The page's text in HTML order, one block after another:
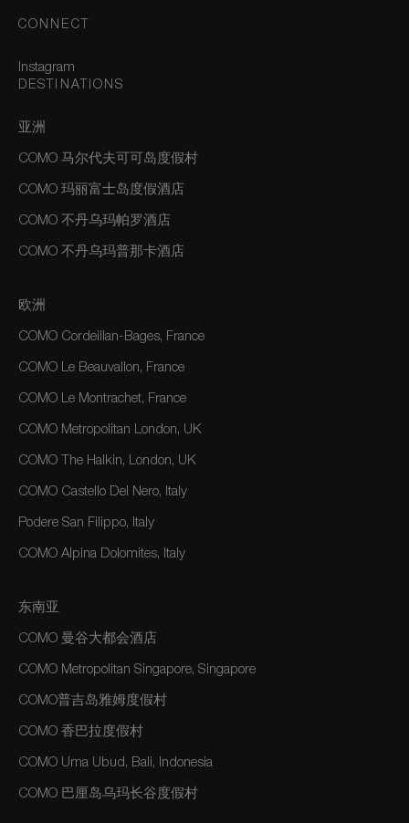
CONNECT
Instagram
DESTINATIONS
亚洲
COMO 马尔代夫可可岛度假村
COMO 玛丽富士岛度假酒店
COMO 不丹乌玛帕罗酒店
COMO 不丹乌玛普那卡酒店
欧洲
COMO Cordeillan-Bages, France
COMO Le Beauvallon, France
COMO Le Montrachet, France
COMO Metropolitan London, UK
COMO The Halkin, London, UK
COMO Castello Del Nero, Italy
Podere San Filippo, Italy
COMO Alpina Dolomites, Italy
东南亚
COMO 曼谷大都会酒店
COMO Metropolitan Singapore, Singapore
COMO普吉岛雅姆度假村
COMO 香巴拉度假村
COMO Uma Ubud, Bali, Indonesia
COMO 巴厘岛乌玛长谷度假村